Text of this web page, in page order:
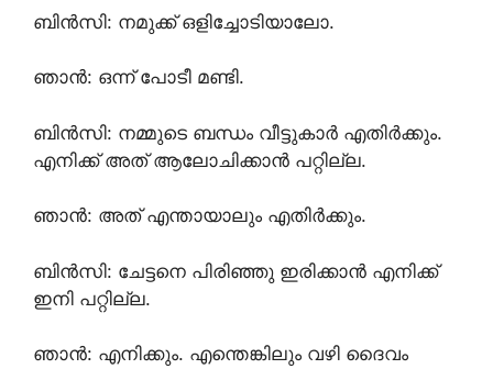
ബിൻസി: നമുക്ക് ഒളിച്ചോടിയാലോ.
ഞാൻ: ഒന്ന് പോടീ മണ്ടി.
ബിൻസി: നമ്മുടെ ബന്ധം വീട്ടുകാർ എതിർക്കും.
എനിക്ക് അത് ആലോചിക്കാൻ പറ്റില്ല.
ഞാൻ: അത് എന്തായാലും എതിർക്കും.
ബിൻസി: ചേട്ടനെ പിരിഞ്ഞു ഇരിക്കാൻ എനിക്ക്
ഇനി പറ്റില്ല.
ഞാൻ: എനിക്കും. എന്തെങ്കിലും വഴി ദൈവം